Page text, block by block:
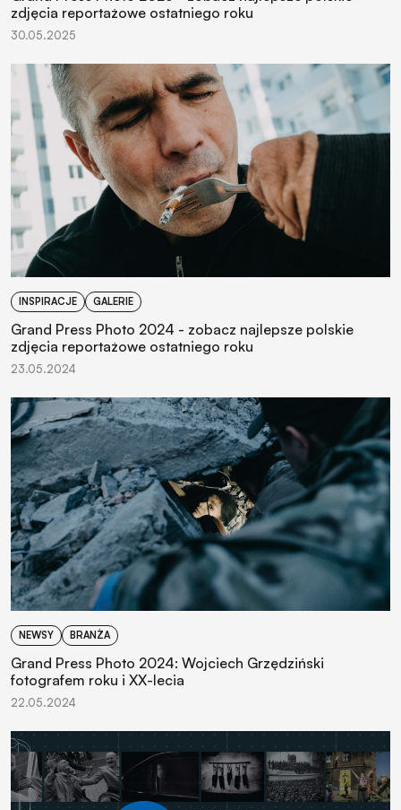
zdjęcia reportażowe ostatniego roku
30.05.2025
INSPIRACJE GALERIE
Grand Press Photo 2024 - zobacz najlepsze polskie
zdjęcia reportażowe ostatniego roku
23.05.2024
NEWSY BRANŻA
Grand Press Photo 2024: Wojciech Grzędziński
fotografem roku i XX-lecia
22.05.2024